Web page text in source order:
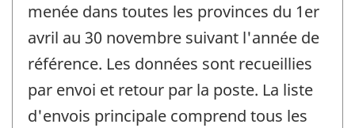
menée dans toutes les provinces du 1er
avril au 30 novembre suivant l'année de
référence. Les données sont recueillies
par envoi et retour par la poste. La liste
d'envois principale comprend tous les